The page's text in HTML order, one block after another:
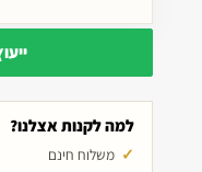
למה לקנות אצלנו?
משלוח חינם